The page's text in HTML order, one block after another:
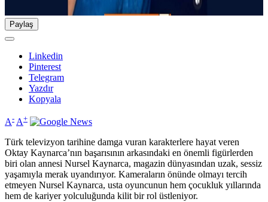
Paylaş
Linkedin
Pinterest
Telegram
Yazdır
Kopyala
A- A+
Türk televizyon tarihine damga vuran karakterlere hayat veren
Oktay Kaynarca’nın başarısının arkasındaki en önemli figürlerden
biri olan annesi Nursel Kaynarca, magazin dünyasından uzak, sessiz
yaşamıyla merak uyandırıyor. Kameraların önünde olmayı tercih
etmeyen Nursel Kaynarca, usta oyuncunun hem çocukluk yıllarında
hem de kariyer yolculuğunda kilit bir rol üstleniyor.